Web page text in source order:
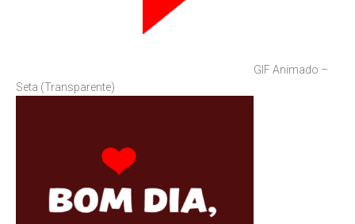
GIF Animado –
Seta (Transparente)